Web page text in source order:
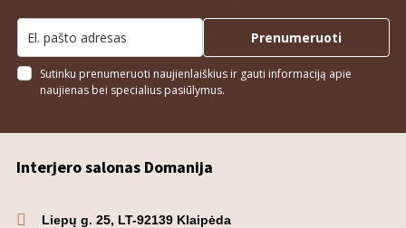
Sutinku prenumeruoti naujienlaiškius ir gauti informaciją apie
naujienas bei specialius pasiūlymus.
Prenumeruoti
Interjero salonas Domanija
Liepų g. 25, LT-92139 Klaipėda